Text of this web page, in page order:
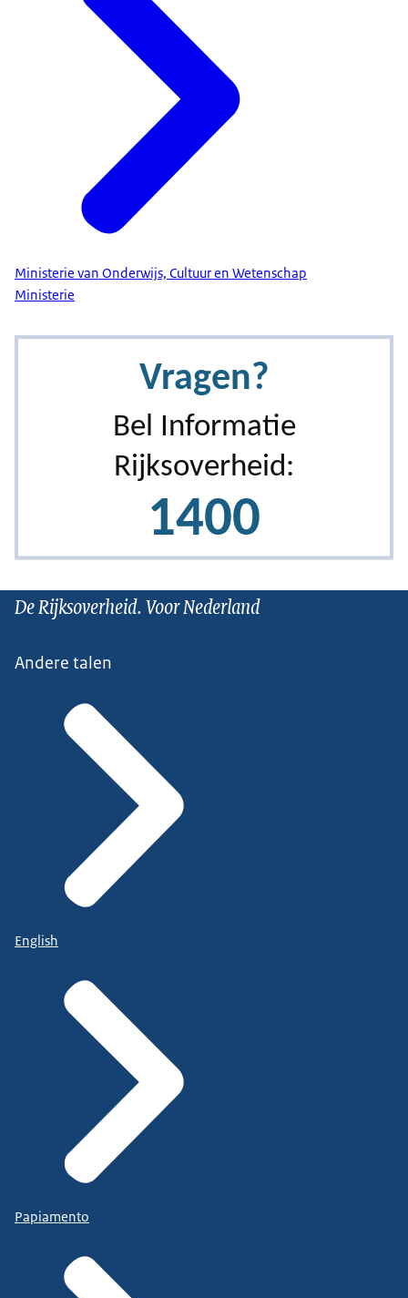
Ministerie van Onderwijs, Cultuur en Wetenschap
Ministerie
De Rijksoverheid. Voor Nederland
Andere talen
English
Papiamento